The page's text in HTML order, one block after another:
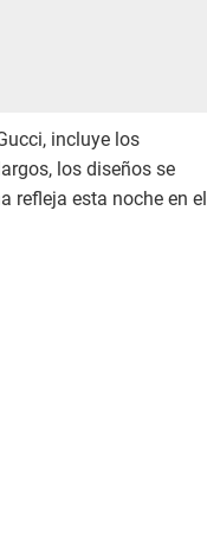
incluye los
los diseños se
refleja esta noche en el